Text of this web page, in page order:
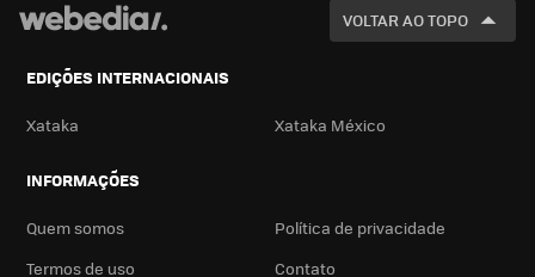
VOLTAR AO TOPO
EDIÇÕES INTERNACIONAIS
Xataka Xataka México
INFORMAÇÕES
Quem somos
Política de privacidade
Termos de uso
Contato